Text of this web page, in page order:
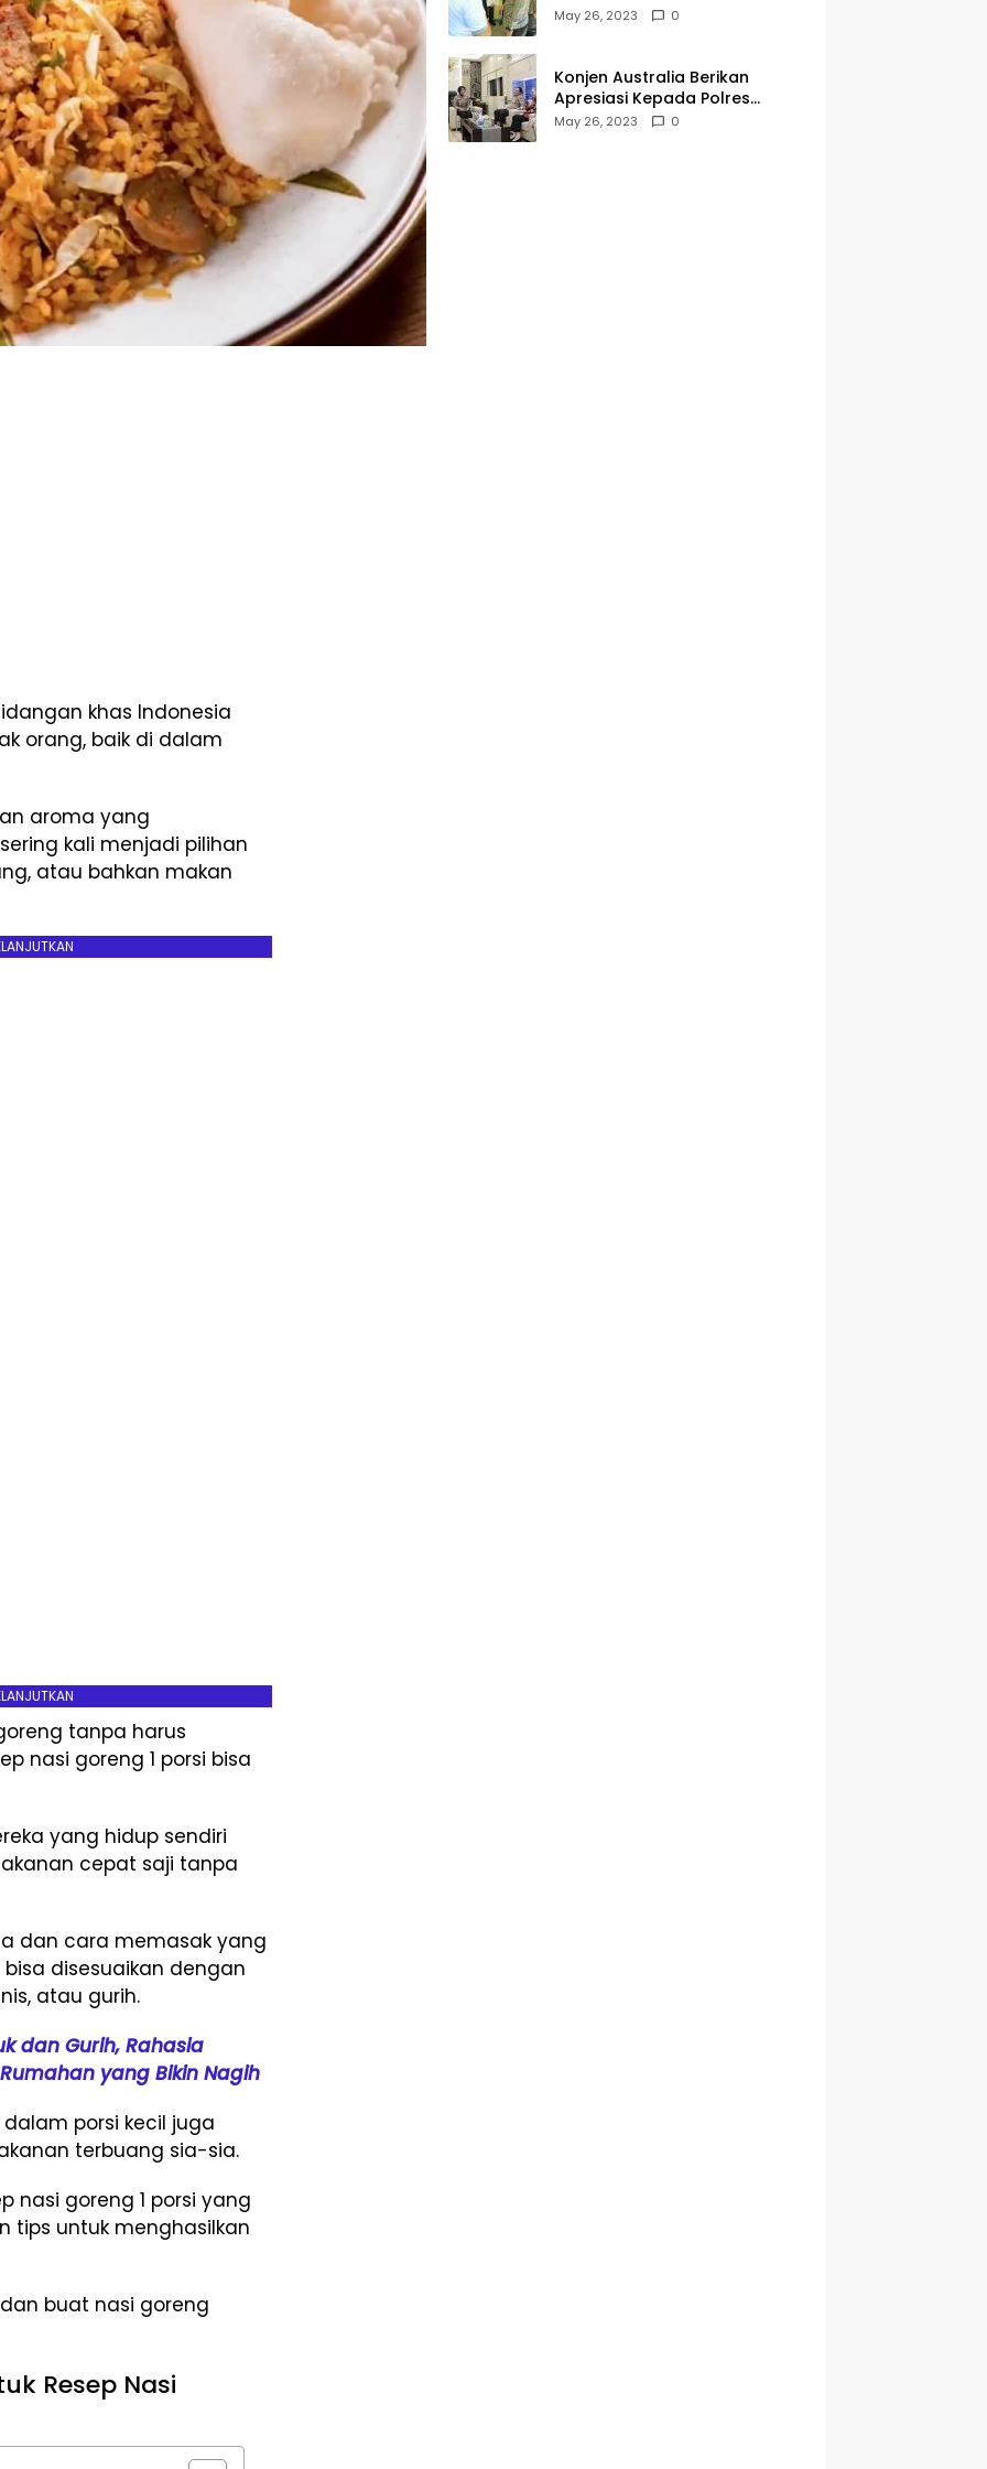
khas Indonesia
orang, baik di dalam
aroma yang
kali menjadi pilihan
atau bahkan makan
tanpa harus
nasi goreng 1 porsi bisa
yang hidup sendiri
cepat saji tanpa
dan cara memasak yang
disesuaikan dengan
atau gurih.
dan Gurih, Rahasia
yang Bikin Nagih
porsi kecil juga
terbuang sia-sia.
nasi goreng 1 porsi yang
tips untuk menghasilkan
buat nasi goreng
Resep Nasi
Kegiatan Jumat Curhat dan
May 26, 2023 0
Konjen Australia Berikan
Apresiasi Kepada Polres
Tanjungperak yang Konsisten
May 26, 2023 0